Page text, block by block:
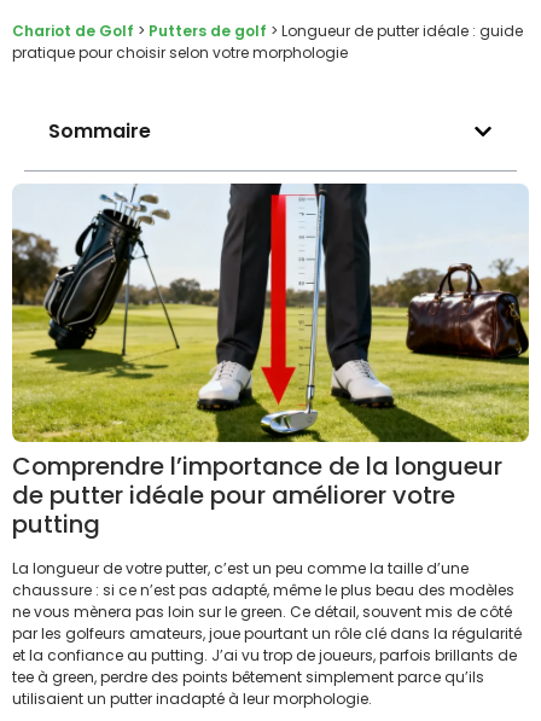
Chariot de Golf > Putters de golf > Longueur de putter idéale : guide
pratique pour choisir selon votre morphologie
Sommaire
Comprendre l’importance de la longueur
de putter idéale pour améliorer votre
putting
La longueur de votre putter, c’est un peu comme la taille d’une
chaussure : si ce n’est pas adapté, même le plus beau des modèles
ne vous mènera pas loin sur le green. Ce détail, souvent mis de côté
par les golfeurs amateurs, joue pourtant un rôle clé dans la régularité
et la confiance au putting. J’ai vu trop de joueurs, parfois brillants de
tee à green, perdre des points bêtement simplement parce qu’ils
utilisaient un putter inadapté à leur morphologie.